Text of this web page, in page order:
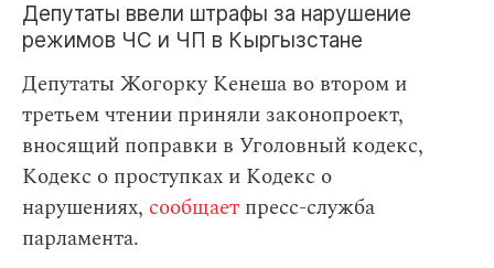
Депутаты ввели штрафы за нарушение
режимов ЧС и ЧП в Кыргызстане
Депутаты Жогорку Кенеша во втором и
третьем чтении приняли законопроект,
вносящий поправки в Уголовный кодекс,
Кодекс о проступках и Кодекс о
нарушениях, сообщает пресс-служба
парламента.